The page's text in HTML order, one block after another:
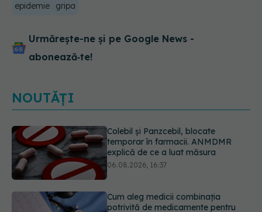
epidemie gripa
Urmărește-ne și pe Google News -
abonează‑te!
NOUTĂȚI
Cum aleg medicii combinația
potrivită de medicamente pentru
hipertensiune. De ce doi pacienți cu
aceeași tensiune pot primi
06.08.2026, 16:19